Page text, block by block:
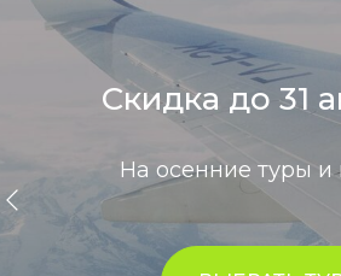
Скидка до 31
На осенние туры и